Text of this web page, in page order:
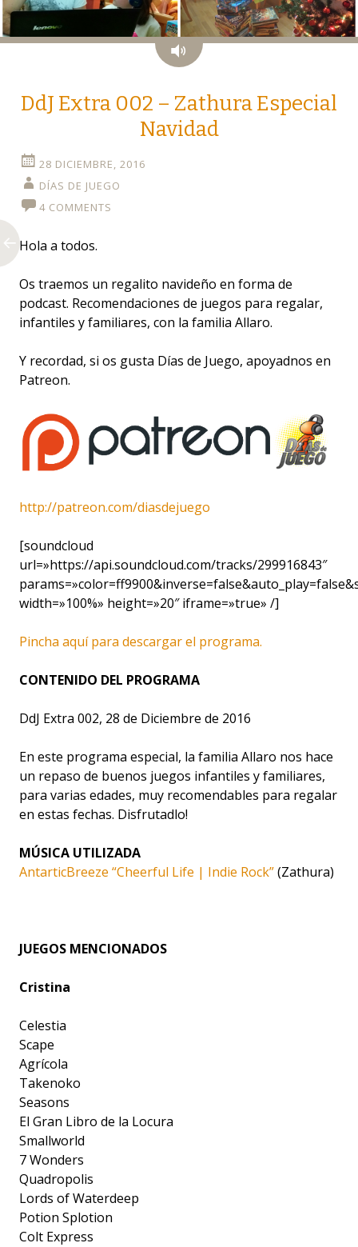
Audio
DdJ Extra 002 – Zathura Especial
Navidad
28 DICIEMBRE, 2016
DÍAS DE JUEGO
4 COMMENTS
Hola a todos.
Os traemos un regalito navideño en forma de
podcast. Recomendaciones de juegos para regalar,
infantiles y familiares, con la familia Allaro.
Y recordad, si os gusta Días de Juego, apoyadnos en
Patreon.
http://patreon.com/diasdejuego
[soundcloud
url=»https://api.soundcloud.com/tracks/299916843″
width=»100%» height=»20″ iframe=»true» /]
Pincha aquí para descargar el programa.
CONTENIDO DEL PROGRAMA
DdJ Extra 002, 28 de Diciembre de 2016
En este programa especial, la familia Allaro nos hace
un repaso de buenos juegos infantiles y familiares,
para varias edades, muy recomendables para regalar
en estas fechas. Disfrutadlo!
MÚSICA UTILIZADA
AntarticBreeze “Cheerful Life | Indie Rock”(Zathura)
JUEGOS MENCIONADOS
Cristina
Celestia
Scape
Agrícola
Takenoko
Seasons
El Gran Libro de la Locura
Smallworld
7 Wonders
Quadropolis
Lords of Waterdeep
Potion Splotion
Colt Express